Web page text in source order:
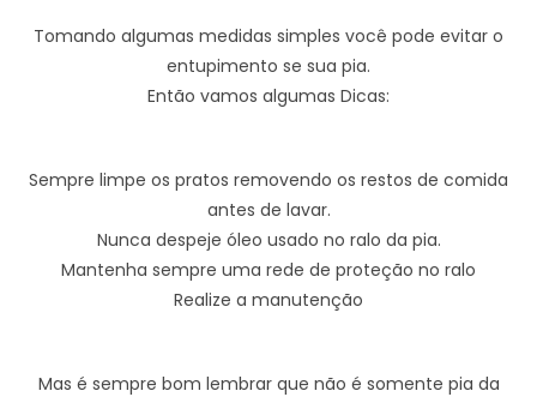
Tomando algumas medidas simples você pode evitar o
entupimento se sua pia.
Então vamos algumas Dicas:
Sempre limpe os pratos removendo os restos de comida
antes de lavar.
Nunca despeje óleo usado no ralo da pia.
Mantenha sempre uma rede de proteção no ralo
Realize a manutenção
Mas é sempre bom lembrar que não é somente pia da